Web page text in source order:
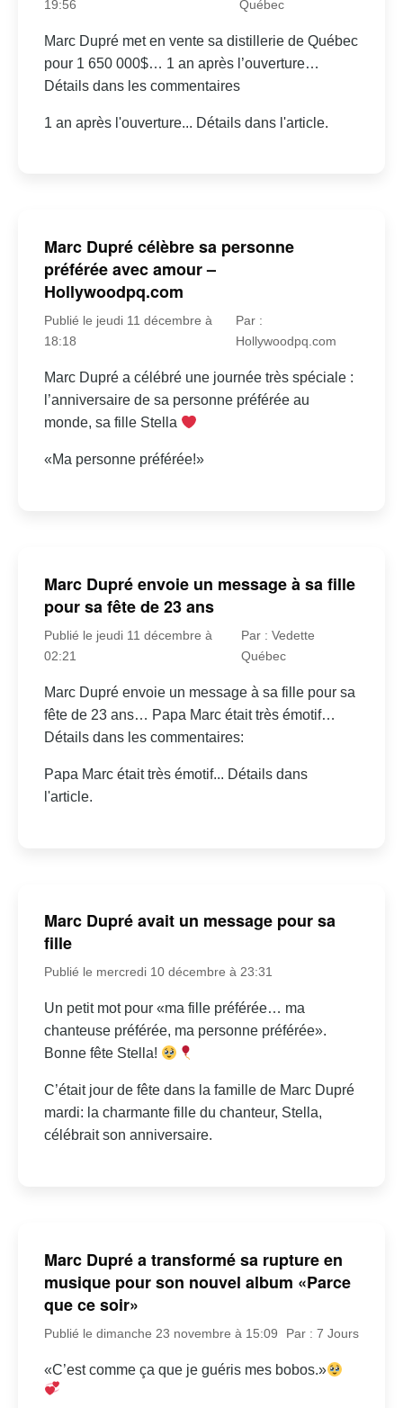
19:56 Québec
Marc Dupré met en vente sa distillerie de Québec
pour 1 650 000$… 1 an après l’ouverture…
Détails dans les commentaires
1 an après l'ouverture... Détails dans l'article.
Marc Dupré célèbre sa personne
préférée avec amour –
Hollywoodpq.com
Publié le jeudi 11 décembre à
18:18
Par :
Hollywoodpq.com
Marc Dupré a célébré une journée très spéciale :
l’anniversaire de sa personne préférée au
monde, sa fille Stella
«Ma personne préférée!»
Marc Dupré envoie un message à sa fille
pour sa fête de 23 ans
Publié le jeudi 11 décembre à
02:21
Par : Vedette
Québec
Marc Dupré envoie un message à sa fille pour sa
fête de 23 ans… Papa Marc était très émotif…
Détails dans les commentaires:
Papa Marc était très émotif... Détails dans
l'article.
Marc Dupré avait un message pour sa
fille
Publié le mercredi 10 décembre à 23:31
Un petit mot pour «ma fille préférée… ma
chanteuse préférée, ma personne préférée».
Bonne fête Stella!
C’était jour de fête dans la famille de Marc Dupré
mardi: la charmante fille du chanteur, Stella,
célébrait son anniversaire.
Marc Dupré a transformé sa rupture en
musique pour son nouvel album «Parce
que ce soir»
Publié le dimanche 23 novembre à 15:09 Par : 7 Jours
«C’est comme ça que je guéris mes bobos.»